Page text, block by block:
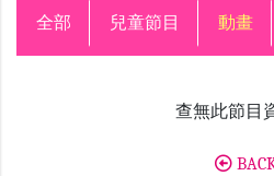
全部 兒童節目 動畫
查無此節目